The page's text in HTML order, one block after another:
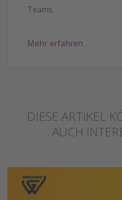
Teams
Mehr erfahren
DIESE ARTIKEL
AUCH